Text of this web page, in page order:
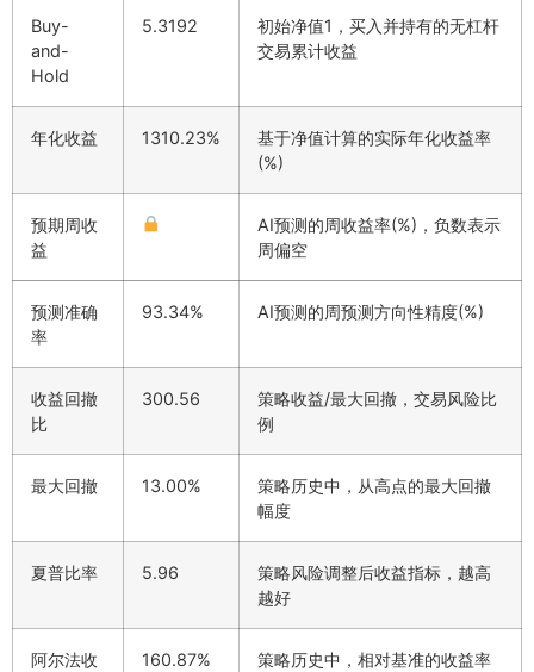
Buy-
and-
Hold
5.3192
初始净值1，买入并持有的无杠杆
交易累计收益
年化收益 1310.23%
基于净值计算的实际年化收益率
(%)
预期周收
益
AI预测的周收益率(%)，负数表示
周偏空
预测准确
率
93.34% AI预测的周预测方向性精度(%)
收益回撤
比
300.56
策略收益/最大回撤，交易风险比
例
最大回撤 13.00%
策略历史中，从高点的最大回撤
幅度
夏普比率 5.96
策略风险调整后收益指标，越高
越好
阿尔法收
160.87% 策略历史中，相对基准的收益率